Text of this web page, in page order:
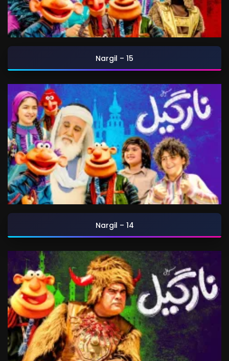
Nargil – 15
Nargil – 14